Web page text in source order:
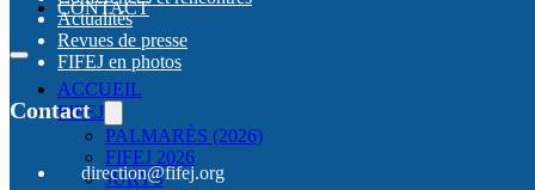
CONTACT
ACCUEIL
FIFEJ
PALMARÈS (2026)
FIFEJ 2026
JURYS
Actualités
Revues de presse
FIFEJ en photos
Contact
direction@fifej.org